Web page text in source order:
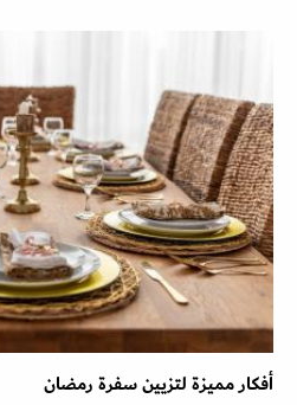
أفكار مميزة لتزيين سفرة رمضان